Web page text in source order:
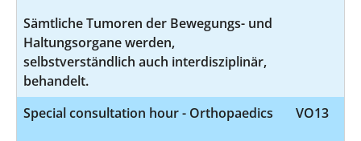
Sämtliche Tumoren der Bewegungs- und
Haltungsorgane werden,
selbstverständlich auch interdisziplinär,
behandelt.
Special consultation hour - Orthopaedics VO13